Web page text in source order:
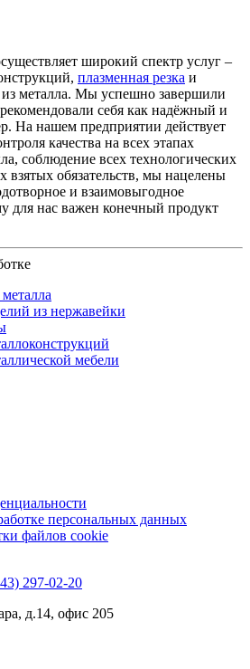
широкий спектр услуг –
плазменная резка и
из металла. Мы успешно завершили
себя как надёжный и
На нашем предприятии действует
качества на всех этапах
соблюдение всех технологических
взятых обязательств, мы нацелены
и взаимовыгодное
для нас важен конечный продукт
из нержавейки
мебели
персональных данных
файлов cookie
297-02-20
д.14, офис 205